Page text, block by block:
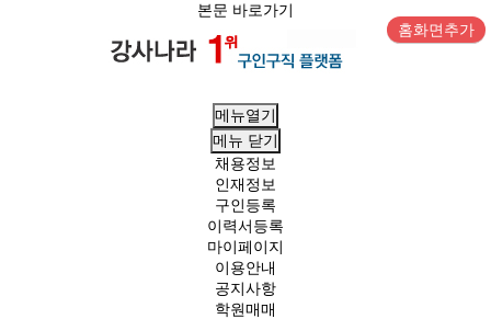
본문 바로가기
홈화면추가
메뉴열기
메뉴 닫기
채용정보
인재정보
구인등록
이력서등록
마이페이지
이용안내
공지사항
학원매매